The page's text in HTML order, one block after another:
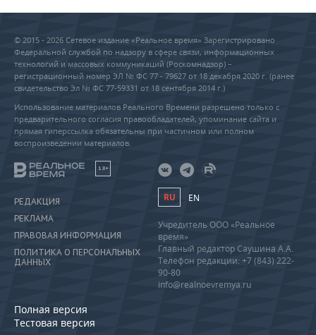
© 2015 - 2026 Сетевое издание «Реальное время» Зарегистрировано
Федеральной службой по надзору в сфере связи, информационных
технологий и массовых коммуникаций (Роскомнадзор) –
регистрационный номер ЭЛ № ФС 77 - 79627 от 18 декабря 2020 г. (ранее
свидетельство Эл № ФС 77-59331 от 18 сентября 2014 г.)
Использование материалов Реального Времени разрешено только с
предварительного согласия правообладателей, упоминание сайта и
прямая гиперссылка обязательны при частичном или полном
воспроизведении материалов.
18+
РЕДАКЦИЯ
РЕКЛАМА
ПРАВОВАЯ ИНФОРМАЦИЯ
ПОЛИТИКА О ПЕРСОНАЛЬНЫХ
ДАННЫХ
Полная версия
Тестовая версия
RU EN
Учредитель ООО «Реальное
время»
Главный редактор Саушина А.А.
Телефон редакции: +7 (843) 222-
90-80
info@realnoevremya.ru